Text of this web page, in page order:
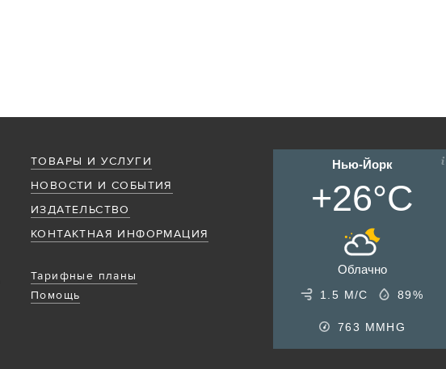
ТОВАРЫ И УСЛУГИ
НОВОСТИ И СОБЫТИЯ
ИЗДАТЕЛЬСТВО
КОНТАКТНАЯ ИНФОРМАЦИЯ
Тарифные планы
Помощь
Нью-Йорк
+26°C
Облачно
1.5 М/С 89%
763 MMHG